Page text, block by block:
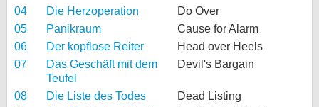
04
Die Herzoperation
Do Over
05
Panikraum
Cause for Alarm
06
Der kopflose Reiter
Head over Heels
07
Das Geschäft mit dem
Teufel
Devil's Bargain
08 Die Liste des Todes
Dead Listing